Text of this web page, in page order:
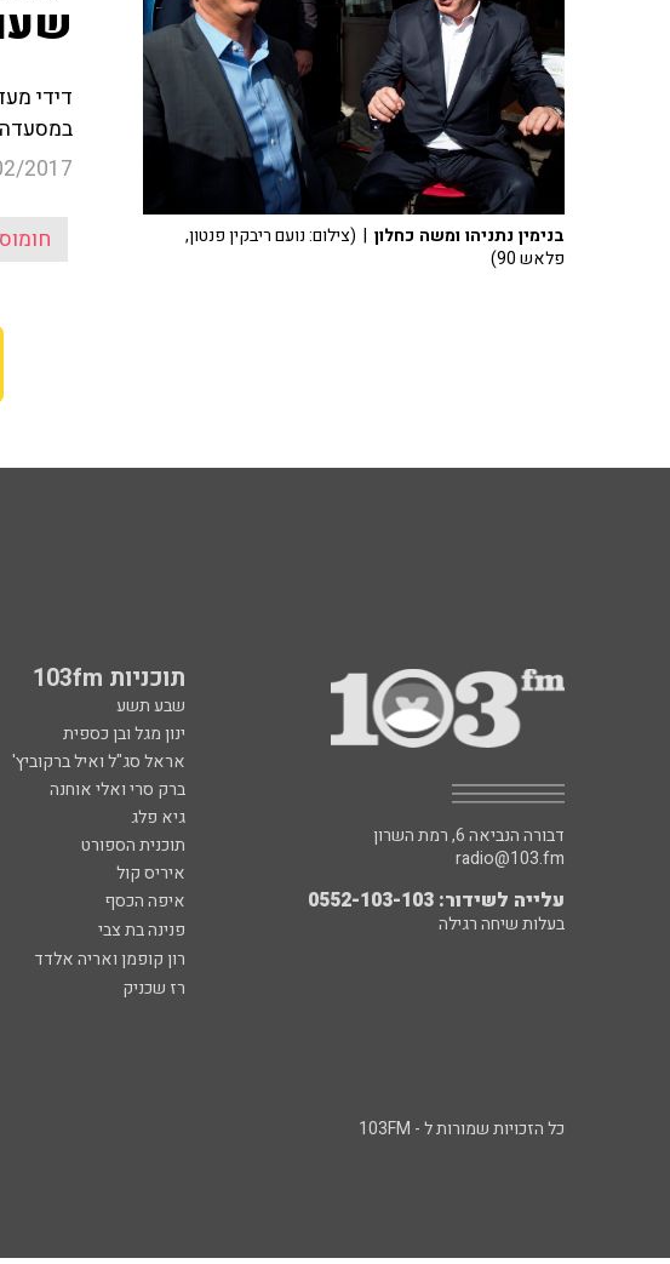
דידי
במסעדה
2017
חומוס בנימין נתניהו ומשה כחלון | (צילום: נועם ריבקין פנטון,
פלאש 90)
תוכניות 103fm
שבע תשע
ינון מגל ובן כספית
אראל סג"ל ואיל ברקוביץ'
ברק סרי ואלי אוחנה
גיא פלג
תוכנית הספורט
איריס קול
איפה הכסף
פנינה בת צבי
רון קופמן ואריה אלדד
רז שכניק
דבורה הנביאה 6, רמת השרון
radio@103.fm
עלייה לשידור: 0552-103-103
בעלות שיחה רגילה
כל הזכויות שמורות ל - 103FM